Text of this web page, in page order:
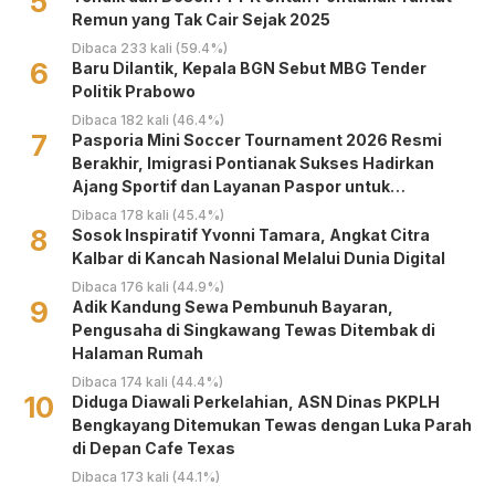
Remun yang Tak Cair Sejak 2025
Dibaca 233 kali (59.4%)
6
Baru Dilantik, Kepala BGN Sebut MBG Tender
Politik Prabowo
Dibaca 182 kali (46.4%)
7
Pasporia Mini Soccer Tournament 2026 Resmi
Berakhir, Imigrasi Pontianak Sukses Hadirkan
Ajang Sportif dan Layanan Paspor untuk
Masyarakat
Dibaca 178 kali (45.4%)
8
‎Sosok Inspiratif Yvonni Tamara, Angkat Citra
Kalbar di Kancah Nasional Melalui Dunia Digital ‎
Dibaca 176 kali (44.9%)
9
Adik Kandung Sewa Pembunuh Bayaran,
Pengusaha di Singkawang Tewas Ditembak di
Halaman Rumah
Dibaca 174 kali (44.4%)
10
Diduga Diawali Perkelahian, ASN Dinas PKPLH
Bengkayang Ditemukan Tewas dengan Luka Parah
di Depan Cafe Texas
Dibaca 173 kali (44.1%)